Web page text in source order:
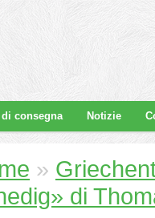
consegna Notizie
»
di